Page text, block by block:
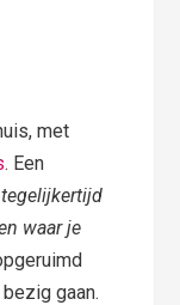
met
. Een
waar je
gaan.